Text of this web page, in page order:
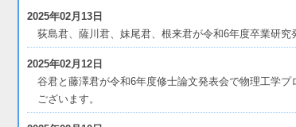
2025年02月13日
荻島君、薩川君、妹尾君、根来君が令和6年度卒業研究
2025年02月12日
谷君と藤澤君が令和6年度修士論文発表会で物理工学
ございます。